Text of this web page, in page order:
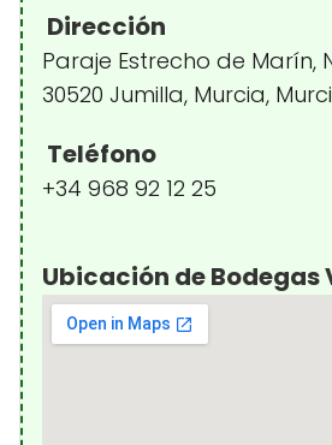
Dirección
Paraje Estrecho de Marín,
30520 Jumilla, Murcia,
Teléfono
+34 968 92 12 25
Ubicación de Bodegas